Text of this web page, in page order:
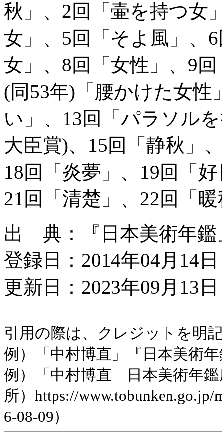
秋」、2回「壷を持つ女
女」、5回「そよ風」、
女」、8回「女性」、9
(同53年)「腰かけた女性
い」、13回「パラソル
大臣賞)、15回「静秋」
18回「炎夢」、19回「
21回「清楚」、22回「
出 典：『日本美術年鑑
登録日：2014年04月14日
更新日：2023年09月13
引用の際は、クレジットを明
例）「中村博直」『日本美術
例）「中村博直 日本美術年鑑
所）https://
6-08-09）